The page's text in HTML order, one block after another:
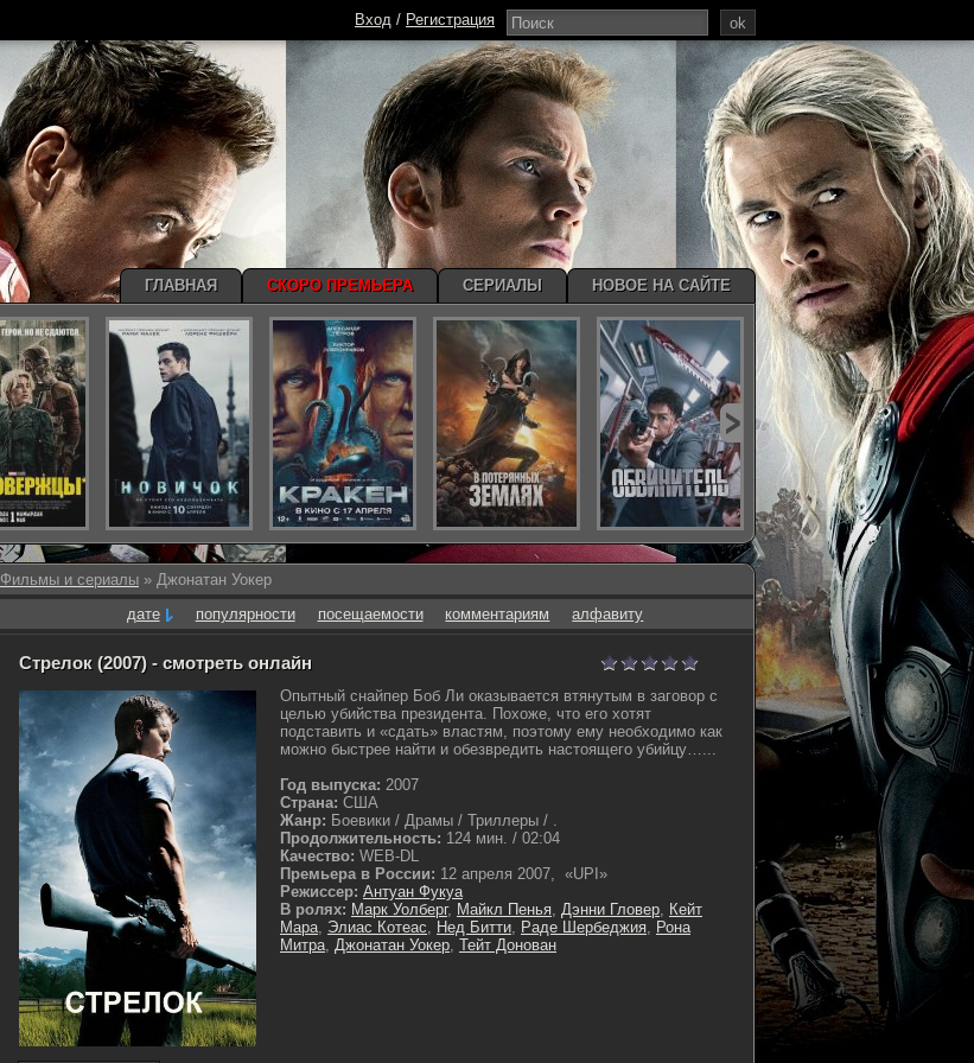
Фильмы и сериалы » Джонатан Уокер
дате
популярности посещаемости комментариям алфавиту
Стрелок (2007) - смотреть онлайн
Опытный снайпер Боб Ли оказывается втянутым в заговор с
целью убийства президента. Похоже, что его хотят
подставить и «сдать» властям, поэтому ему необходимо как
можно быстрее найти и обезвредить настоящего убийцу…...
Год выпуска: 2007
Страна: США
Жанр: Боевики / Драмы / Триллеры / .
Продолжительность: 124 мин. / 02:04
Качество: WEB-DL
Премьера в России: 12 апреля 2007, «UPI»
Режиссер: Антуан Фукуа
В ролях: Марк Уолберг, Майкл Пенья, Дэнни Гловер, Кейт
Мара, Элиас Котеас, Нед Битти, Раде Шербеджия, Рона
Митра, Джонатан Уокер, Тейт Донован
ok
Вход / Регистрация
ГЛАВНАЯ СКОРО ПРЕМЬЕРА СЕРИАЛЫ НОВОЕ НА САЙТЕ